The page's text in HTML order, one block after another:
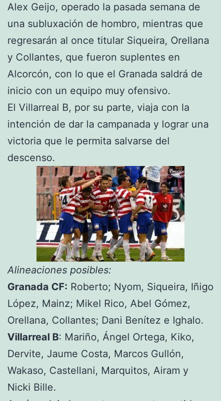
Alex Geijo, operado la pasada semana de
una subluxación de hombro, mientras que
regresarán al once titular Siqueira, Orellana
y Collantes, que fueron suplentes en
Alcorcón, con lo que el Granada saldrá de
inicio con un equipo muy ofensivo.
El Villarreal B, por su parte, viaja con la
intención de dar la campanada y lograr una
victoria que le permita salvarse del
descenso.
Alineaciones posibles:
Granada CF: Roberto; Nyom, Siqueira, Iñigo
López, Mainz; Mikel Rico, Abel Gómez,
Orellana, Collantes; Dani Benítez e Ighalo.
Villarreal B: Mariño, Ángel Ortega, Kiko,
Dervite, Jaume Costa, Marcos Gullón,
Wakaso, Castellani, Marquitos, Airam y
Nicki Bille.